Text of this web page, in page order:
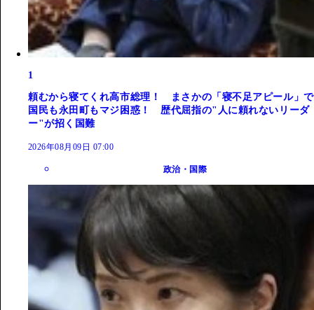
1
頼むから寝てくれ高市総理！ まさかの「寝不足アピール」で
国民も永田町もマジ困惑！ 歴代屈指の"人に頼れないリーダ
ー"が招く国難
2026年08月09日 07:00
政治・国際